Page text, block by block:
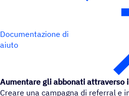
Documentazione di
aiuto
Aumentare gli abbonati attraverso
Creare una campagna di referral e